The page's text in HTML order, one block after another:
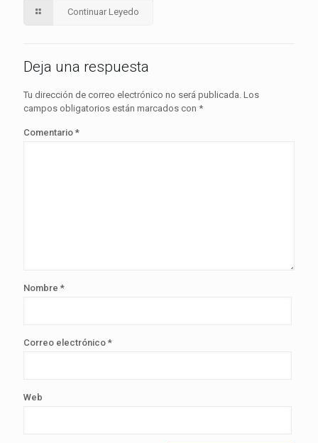
Continuar Leyedo
Deja una respuesta
Tu dirección de correo electrónico no será publicada. Los
campos obligatorios están marcados con *
Comentario *
Nombre *
Correo electrónico *
Web